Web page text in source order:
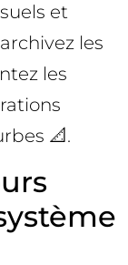
et
les
les
📐.